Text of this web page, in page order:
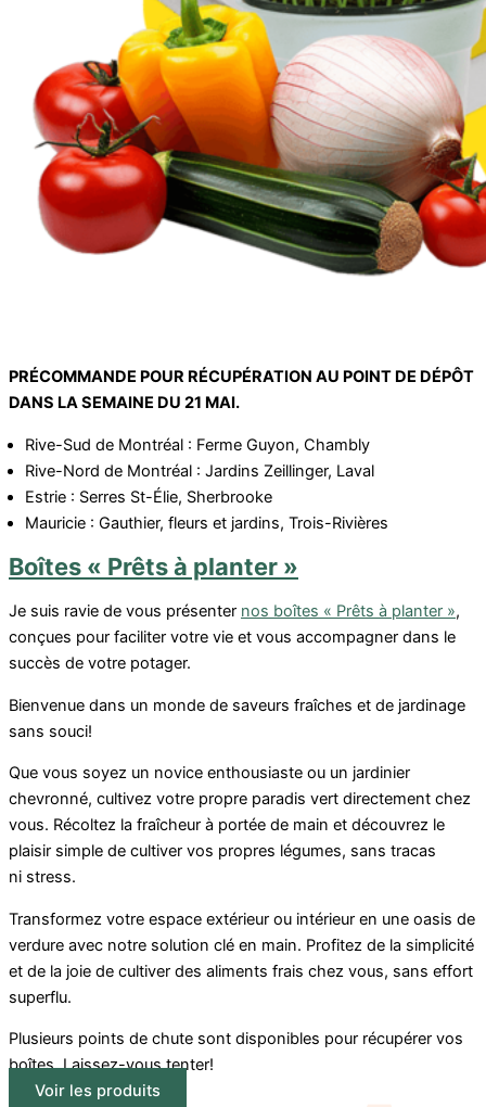
PRÉCOMMANDE POUR RÉCUPÉRATION AU POINT DE DÉPÔT
DANS LA SEMAINE DU 21 MAI.
Rive-Sud de Montréal : Ferme Guyon, Chambly
Rive-Nord de Montréal : Jardins Zeillinger, Laval
Estrie : Serres St-Élie, Sherbrooke
Mauricie : Gauthier, fleurs et jardins, Trois-Rivières
Boîtes « Prêts à planter »
Je suis ravie de vous présenter nos boîtes « Prêts à planter »,
conçues pour faciliter votre vie et vous accompagner dans le
succès de votre potager.
Bienvenue dans un monde de saveurs fraîches et de jardinage
sans souci!
Que vous soyez un novice enthousiaste ou un jardinier
chevronné, cultivez votre propre paradis vert directement chez
vous. Récoltez la fraîcheur à portée de main et découvrez le
plaisir simple de cultiver vos propres légumes, sans tracas
ni stress.
Transformez votre espace extérieur ou intérieur en une oasis de
verdure avec notre solution clé en main. Profitez de la simplicité
et de la joie de cultiver des aliments frais chez vous, sans effort
superflu.
Plusieurs points de chute sont disponibles pour récupérer vos
boîtes. Laissez-vous tenter!
Voir les produits